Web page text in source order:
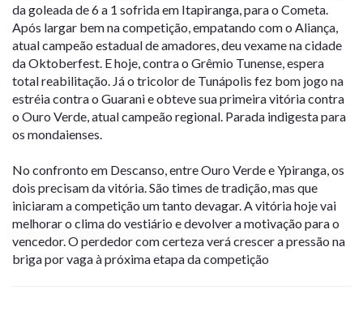
da goleada de 6 a 1 sofrida em Itapiranga, para o Cometa.
Após largar bem na competição, empatando com o Aliança,
atual campeão estadual de amadores, deu vexame na cidade
da Oktoberfest. E hoje, contra o Grêmio Tunense, espera
total reabilitação. Já o tricolor de Tunápolis fez bom jogo na
estréia contra o Guarani e obteve sua primeira vitória contra
o Ouro Verde, atual campeão regional. Parada indigesta para
os mondaienses.
No confronto em Descanso, entre Ouro Verde e Ypiranga, os
dois precisam da vitória. São times de tradição, mas que
iniciaram a competição um tanto devagar. A vitória hoje vai
melhorar o clima do vestiário e devolver a motivação para o
vencedor. O perdedor com certeza verá crescer a pressão na
briga por vaga à próxima etapa da competição